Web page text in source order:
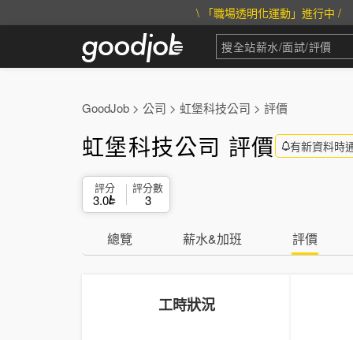
\ 「職場透明化運動」進行中 /
GoodJob > 公司 > 虹堡科技公司 > 評價
虹堡科技公司 評價 有新資料時
評分
3.0
評分數
3
總覽 薪水&加班 評價
工時狀況